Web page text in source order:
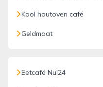
Kool houtoven café
Geldmaat
Eetcafé Nul24